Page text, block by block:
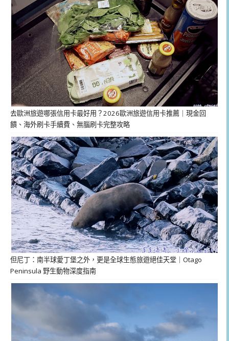
去歐洲旅遊哪張信用卡最好用？2026歐洲旅遊信用卡推薦｜現金回
饋、海外刷卡手續費、無腦刷卡完整攻略
但尼丁：南半球愛丁堡之外，更是全球生態旅遊絕佳天堂｜Otago
Peninsula 野生動物深度指南